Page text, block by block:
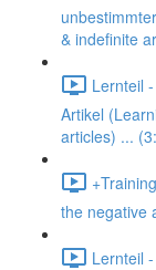
& indefinite
Lernteil
Artikel
articles) ...
the negative
Lernteil